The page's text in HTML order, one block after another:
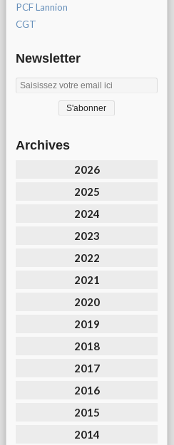
PCF Lannion
CGT
Newsletter
Archives
2026
2025
2024
2023
2022
2021
2020
2019
2018
2017
2016
2015
2014